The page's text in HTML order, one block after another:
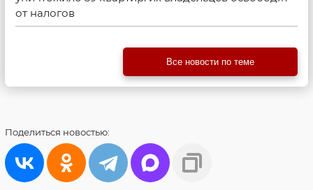
от налогов
Все новости по теме
Поделиться новостью: